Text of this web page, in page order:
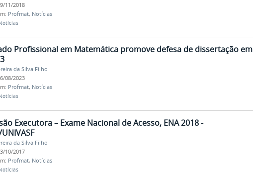
11/2018
Profmat, Notícias
Profissional em Matemática promove defesa de dissertação em
da Silva Filho
08/2023
Profmat, Notícias
Executora – Exame Nacional de Acesso, ENA 2018 -
da Silva Filho
10/2017
Profmat, Notícias